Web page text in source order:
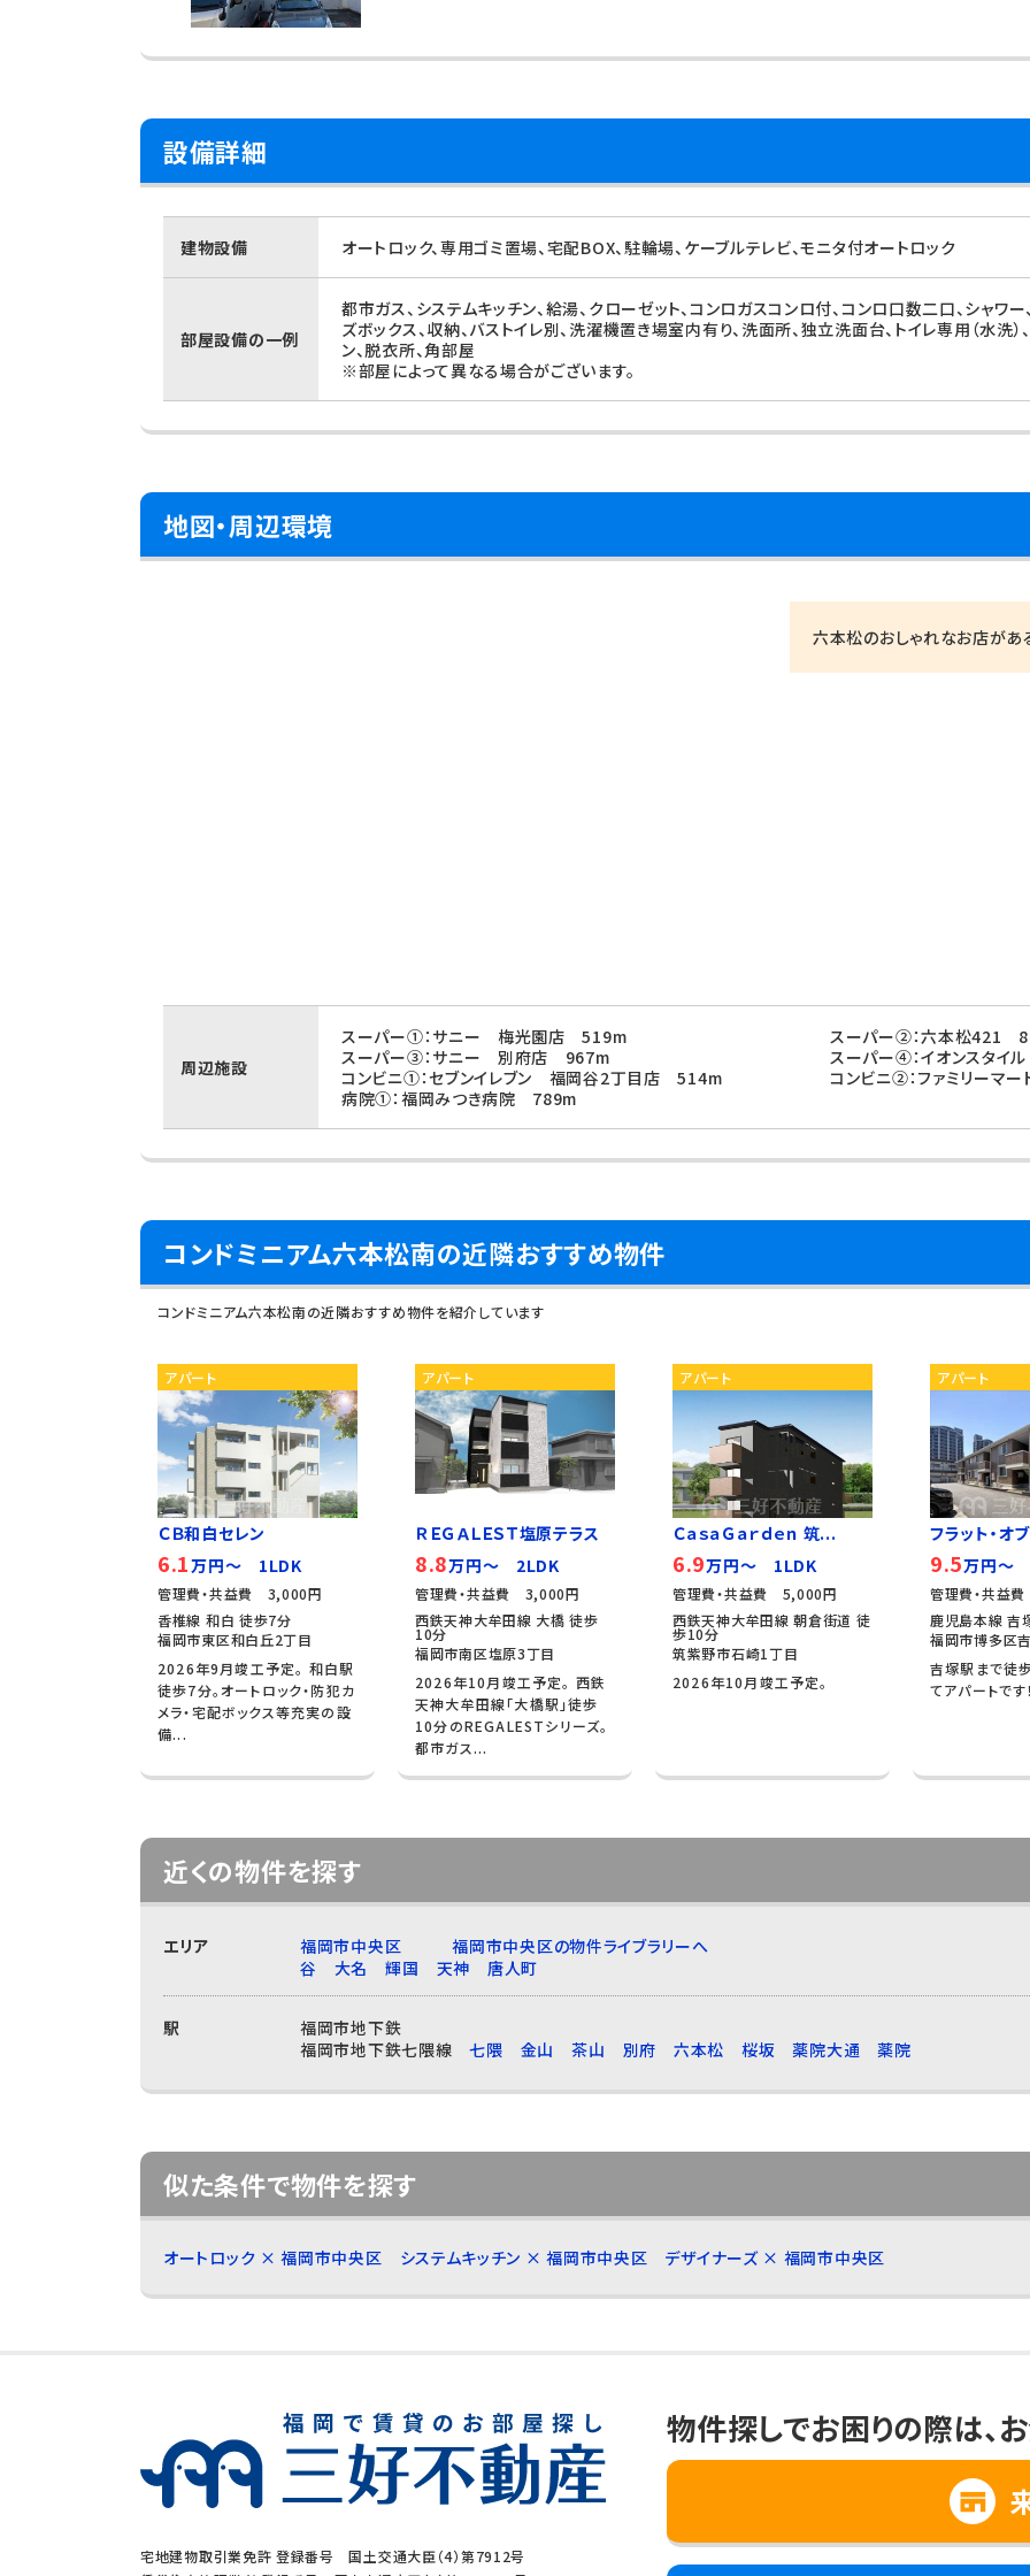
設備詳細
建物設備 オートロック、専用ゴミ置場、宅配BOX、駐輪場、ケーブルテレビ、モニタ付オートロック
部屋設備の一例
都市ガス、システムキッチン、給湯、クローゼット、コンロガスコンロ付、コンロ口数二口、シャワー
ズボックス、収納、バストイレ別、洗濯機置き場室内有り、洗面所、独立洗面台、トイレ専用（水洗）
ン、脱衣所、角部屋
※部屋によって異なる場合がございます。
地図・周辺環境
六本松のおしゃれなお店があ
周辺施設
スーパー①：サニー 梅光園店 519m
スーパー②：六本松421
スーパー③：サニー 別府店 967m
スーパー④：イオンスタ
コンビニ①：セブンイレブン 福岡谷2丁目店 514m
コンビニ②：ファミリー
病院①：福岡みつき病院 789m
コンドミニアム六本松南の近隣おすすめ物件
コンドミニアム六本松南の近隣おすすめ物件を紹介しています
アパート
ＣＢ和白セレン
6.1万円～ 1LDK
管理費・共益費 3,000円
香椎線 和白 徒歩7分
福岡市東区和白丘2丁目
2026年9月竣工予定。 和白駅
徒歩7分。オートロック・防犯カ
メラ・宅配ボックス等充実の設
備...
アパート
ＲＥＧＡＬＥＳＴ塩原テラス
8.8万円～ 2LDK
管理費・共益費 3,000円
西鉄天神大牟田線 大橋 徒歩
10分
福岡市南区塩原3丁目
2026年10月竣工予定。 西鉄
天神大牟田線「大橋駅」徒歩
10分のREGALESTシリーズ。
都市ガス...
アパート
ＣａｓａＧａｒｄｅｎ 筑...
6.9万円～ 1LDK
管理費・共益費 5,000円
西鉄天神大牟田線 朝倉街道 徒
歩10分
筑紫野市石崎1丁目
2026年10月竣工予定。
アパート
フラット・オ
9.5万円～
管理費・共益
鹿児島本線 吉
福岡市博多区
吉塚駅まで徒
てアパートです！
近くの物件を探す
エリア 福岡市中央区
福岡市中央区の物件ライブラリーへ
谷
大名 輝国 天神 唐人町
駅
福岡市地下鉄
福岡市地下鉄七隈線
七隈 金山 茶山 別府 六本松 桜坂 薬院大通 薬院
似た条件で物件を探す
オートロック × 福岡市中央区 システムキッチン × 福岡市中央区 デザイナーズ × 福岡市中央区
宅地建物取引業免許 登録番号 国土交通大臣（4）第7912号
物件探しでお困りの際は、